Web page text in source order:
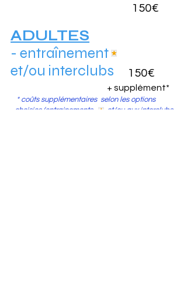
150€
ADULTES
- entraînement
et/ou interclubs150€
+ supplément*
* coûts supplémentaires selon les options
choisies (entrainements et/ou aux interclubs